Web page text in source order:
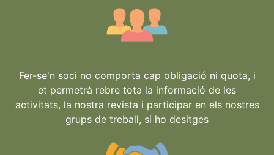
Fer-se'n soci no comporta cap obligació ni quota, i
et permetrà rebre tota la informació de les
activitats, la nostra revista i participar en els nostres
grups de treball, si ho desitges